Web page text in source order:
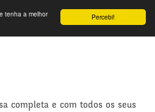
Percebi!
tenha a melhor
completa e com todos os seus